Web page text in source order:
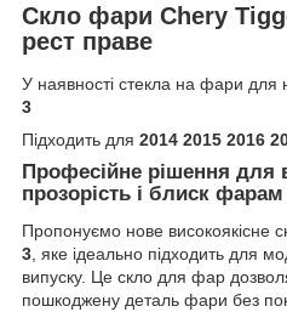
Скло фари Chery
рест праве
У наявності стекла на фари для
3
Підходить для 2014 2015 2016
Професійне рішення для
прозорість і блиск
Пропонуємо нове високоякісне
3, яке ідеально підходить для
випуску. Це скло для фар
пошкоджену деталь фари без